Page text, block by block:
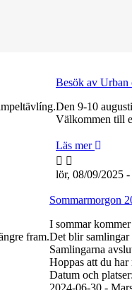
Besök av Urban
Den 9-10
Välkommen till
Läs mer
lör, 08/09/2025
fram.
Sommarmorgon
I sommar
Det blir samlingar
Samlingarna
Hoppas att du
Datum och platser:
2024-06-30 -